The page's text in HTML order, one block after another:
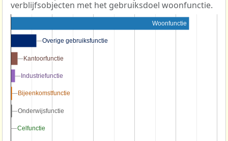
verblijfsobjecten met het gebruiksdoel woonfunctie.
Woonfunctie
Overige gebruiksfunctie
Overige gebruiksfunctie
Kantoorfunctie
Kantoorfunctie
Industriefunctie
Industriefunctie
Bijeenkomstfunctie
Bijeenkomstfunctie
Onderwijsfunctie
Onderwijsfunctie
Celfunctie
Celfunctie